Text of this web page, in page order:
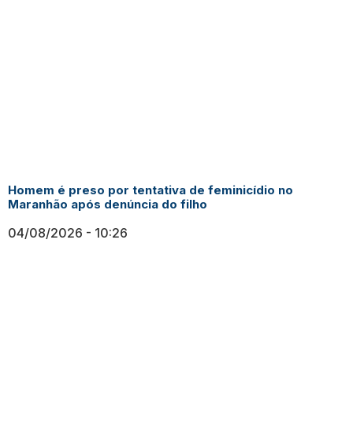
Homem é preso por tentativa de feminicídio no
Maranhão após denúncia do filho
04/08/2026 10:26